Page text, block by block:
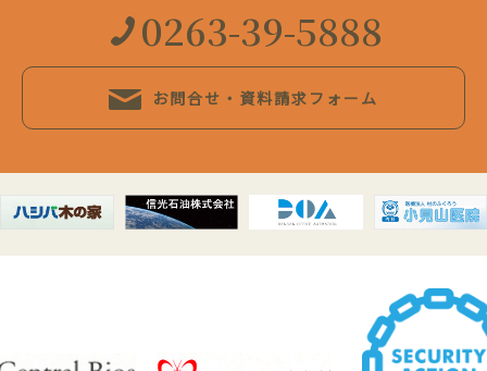
0263-39-5888
お問合せ・資料請求フォーム